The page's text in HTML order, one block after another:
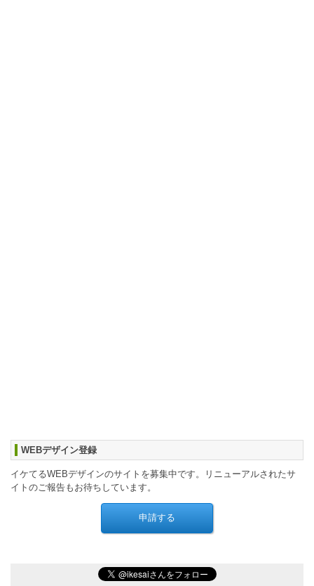
WEBデザイン登録
イケてるWEBデザインのサイトを募集中です。リニューアルされたサ
イトのご報告もお待ちしています。